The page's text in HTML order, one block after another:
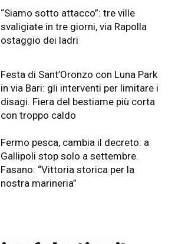
“Siamo sotto attacco”: tre ville
svaligiate in tre giorni, via Rapolla
ostaggio dei ladri
Festa di Sant’Oronzo con Luna Park
in via Bari: gli interventi per limitare i
disagi. Fiera del bestiame più corta
con troppo caldo
Fermo pesca, cambia il decreto: a
Gallipoli stop solo a settembre.
Fasano: “Vittoria storica per la
nostra marineria”